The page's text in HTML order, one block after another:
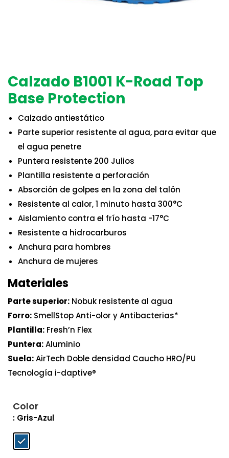
Calzado B1001 K-Road Top
Base Protection
Calzado antiestático
Parte superior resistente al agua, para evitar que
el agua penetre
Puntera resistente 200 Julios
Plantilla resistente a perforación
Absorción de golpes en la zona del talón
Resistente al calor, 1 minuto hasta 300°C
Aislamiento contra el frío hasta -17°C
Resistente a hidrocarburos
Anchura para hombres
Anchura de mujeres
Materiales
Parte superior: Nobuk resistente al agua
Forro: SmellStop Anti-olor y Antibacterias*
Plantilla: Fresh’n Flex
Puntera:Aluminio
Suela:AirTech Doble densidad Caucho HRO/PU
Tecnología i-daptive®
Color
: Gris-Azul